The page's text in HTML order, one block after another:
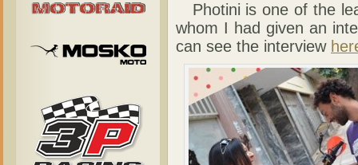
Photini is one of the
whom I had given an
can see the interview